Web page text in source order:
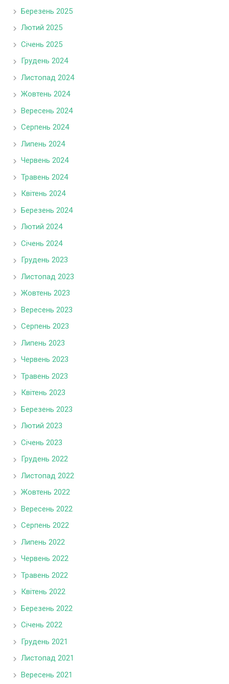
Березень 2025
Лютий 2025
Січень 2025
Грудень 2024
Листопад 2024
Жовтень 2024
Вересень 2024
Серпень 2024
Липень 2024
Червень 2024
Травень 2024
Квітень 2024
Березень 2024
Лютий 2024
Січень 2024
Грудень 2023
Листопад 2023
Жовтень 2023
Вересень 2023
Серпень 2023
Липень 2023
Червень 2023
Травень 2023
Квітень 2023
Березень 2023
Лютий 2023
Січень 2023
Грудень 2022
Листопад 2022
Жовтень 2022
Вересень 2022
Серпень 2022
Липень 2022
Червень 2022
Травень 2022
Квітень 2022
Березень 2022
Січень 2022
Грудень 2021
Листопад 2021
Вересень 2021